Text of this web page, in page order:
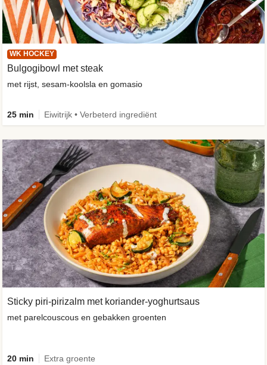
WK HOCKEY
Bulgogibowl met steak
met rijst, sesam-koolsla en gomasio
25 min Eiwitrijk • Verbeterd ingrediënt
Sticky piri-pirizalm met koriander-yoghurtsaus
met parelcouscous en gebakken groenten
20 min Extra groente